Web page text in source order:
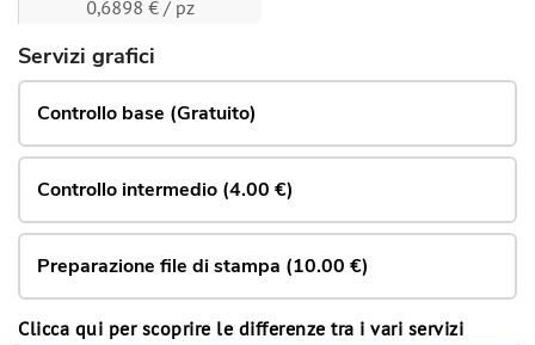
0,6898 € / pz
Servizi grafici
Controllo base (Gratuito)
Controllo intermedio (4.00 €)
Preparazione file di stampa (10.00 €)
Clicca qui per scoprire le differenze tra i vari servizi